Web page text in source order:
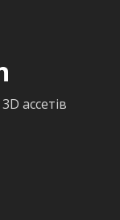
ассетів